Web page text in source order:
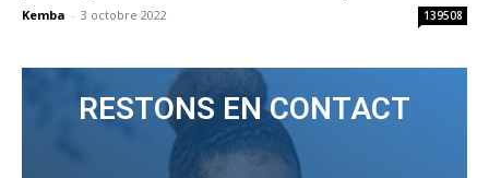
Kemba - 3 octobre 2022 139508
RESTONS EN CONTACT